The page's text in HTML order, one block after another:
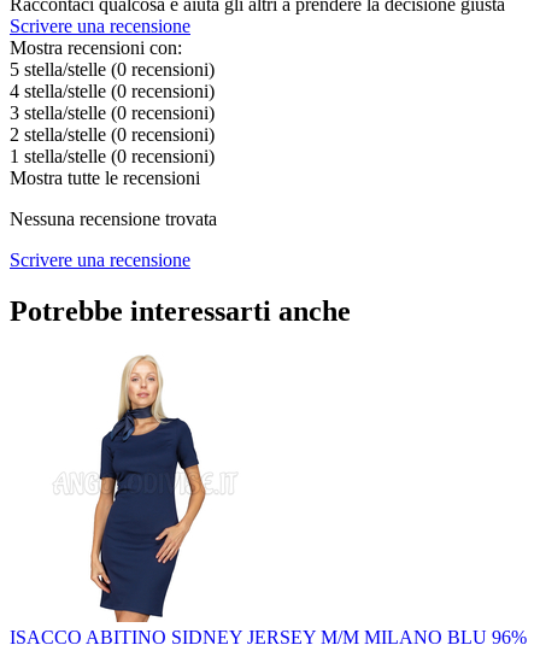
Scrivere una recensione
Mostra recensioni con:
5 stella/stelle (0 recensioni)
4 stella/stelle (0 recensioni)
3 stella/stelle (0 recensioni)
2 stella/stelle (0 recensioni)
1 stella/stelle (0 recensioni)
Mostra tutte le recensioni
Nessuna recensione trovata
Scrivere una recensione
Potrebbe interessarti anche
ISACCO ABITINO SIDNEY JERSEY M/M MILANO BLU 96%